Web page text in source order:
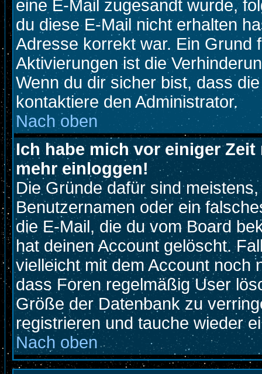
eine E-Mail zugesandt wurde,
du diese E-Mail nicht erhalten
Adresse korrekt war. Ein Grund
Aktivierungen ist die
Wenn du dir sicher bist, dass
kontaktiere den Administrator.
Nach oben
Ich habe mich vor einiger
mehr einloggen!
Die Gründe dafür sind
Benutzernamen oder ein
die E-Mail, die du vom Board
hat deinen Account gelöscht.
vielleicht mit dem Account noch
dass Foren regelmäßig User
Größe der Datenbank zu
registrieren und tauche wieder
Nach oben